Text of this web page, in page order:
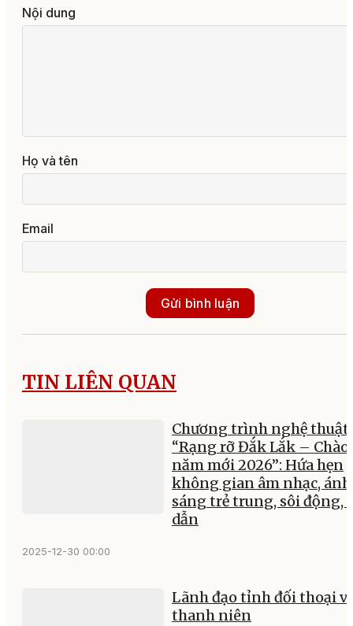
Nội dung
Họ và tên
Email
Gửi bình luận
TIN LIÊN QUAN
Chương trình nghệ thuật
“Rạng rỡ Đắk Lắk – Chào
năm mới 2026”: Hứa hẹn
không gian âm nhạc, ánh
sáng trẻ trung, sôi động,
dẫn
2025-12-30 00:00
Lãnh đạo tỉnh đối thoại
thanh niên